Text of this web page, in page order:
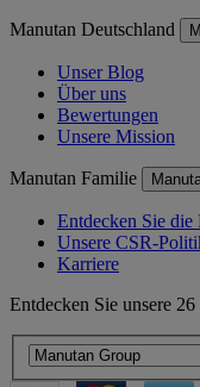
Manutan Deutschland
Unser Blog
Über uns
Bewertungen
Unsere Mission
Manutan Familie
Entdecken Sie
Unsere CSR-
Karriere
Entdecken Sie unsere